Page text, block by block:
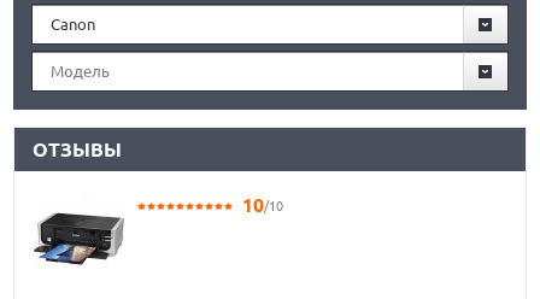
Canon
Модель
ОТЗЫВЫ
10/10